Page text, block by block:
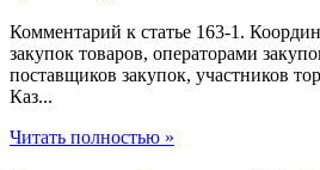
Комментарий к статье 163-1.
закупок товаров, операторами
поставщиков закупок, участников
Каз...
Читать полностью »